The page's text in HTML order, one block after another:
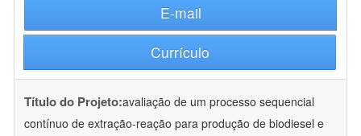
E-mail
Currículo
Título do Projeto:avaliação de um processo sequencial
contínuo de extração-reação para produção de biodiesel e